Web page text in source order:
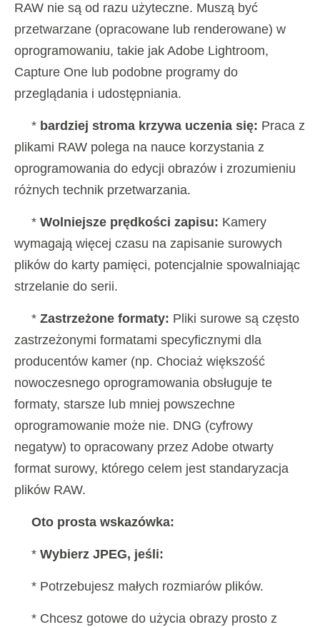
RAW nie są od razu użyteczne. Muszą być
przetwarzane (opracowane lub renderowane) w
oprogramowaniu, takie jak Adobe Lightroom,
Capture One lub podobne programy do
przeglądania i udostępniania.
* bardziej stroma krzywa uczenia się: Praca z
plikami RAW polega na nauce korzystania z
oprogramowania do edycji obrazów i zrozumieniu
różnych technik przetwarzania.
* Wolniejsze prędkości zapisu: Kamery
wymagają więcej czasu na zapisanie surowych
plików do karty pamięci, potencjalnie spowalniając
strzelanie do serii.
* Zastrzeżone formaty: Pliki surowe są często
zastrzeżonymi formatami specyficznymi dla
producentów kamer (np. Chociaż większość
nowoczesnego oprogramowania obsługuje te
formaty, starsze lub mniej powszechne
oprogramowanie może nie. DNG (cyfrowy
negatyw) to opracowany przez Adobe otwarty
format surowy, którego celem jest standaryzacja
plików RAW.
Oto prosta wskazówka:
* Wybierz JPEG, jeśli:
* Potrzebujesz małych rozmiarów plików.
* Chcesz gotowe do użycia obrazy prosto z